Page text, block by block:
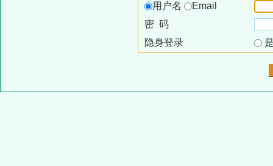
用户名
Email
密 码
隐身登录